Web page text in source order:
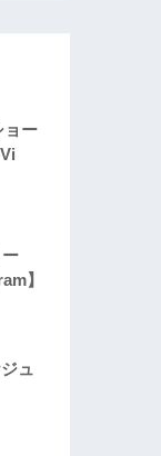
ョー
ー
】
ュ